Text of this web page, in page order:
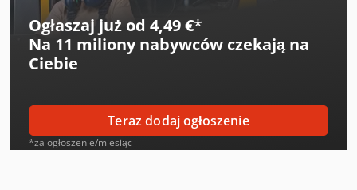
Linde H 20
Linde H20T
Linde L 10
Linde L 12
Linde L 14
Ogłaszaj już od 4,49 €*
Na 11 miliony nabywców czekają na
Ciebie
Teraz dodaj ogłoszenie
*za ogłoszenie/miesiąc